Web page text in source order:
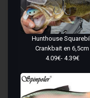
Hunthouse Squarebill
Crankbait en 6,5cm
4.09€- 4.39€